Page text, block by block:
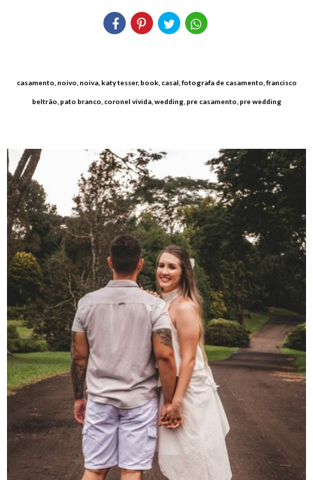
casamento, noivo, noiva, katy tesser, book, casal, fotografa de casamento, francisco
beltrão, pato branco, coronel vivida, wedding, pre casamento, pre wedding